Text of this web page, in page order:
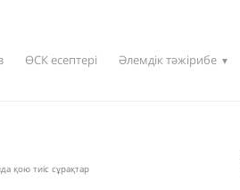
ӨСК есептері Әлемдік тәжірибе ▼
қою тиіс сұрақтар